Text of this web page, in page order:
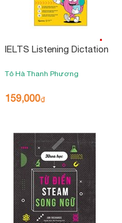
IELTS Listening Dictation
Tô Hà Thanh Phương
159,000₫